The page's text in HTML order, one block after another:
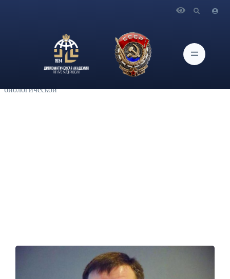
исследований и международных отношений ИАМП
Дипломатической академии МИД России В.Б.Козюлин
принял участие в работе круглого стола: «Перспективы
сотрудничества стран Центральной Азии в обеспечении
биологической